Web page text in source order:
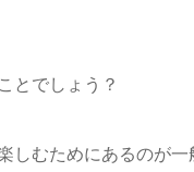
とでしょう？
しむためにあるのが